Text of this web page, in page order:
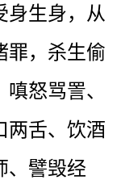
身生身，从
罪，杀生偷
怒骂詈、
两舌、饮酒
、譬毁经